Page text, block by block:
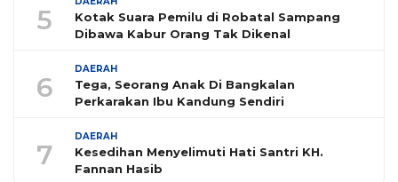
5
Kotak Suara Pemilu di Robatal Sampang
Dibawa Kabur Orang Tak Dikenal
6
DAERAH
Tega, Seorang Anak Di Bangkalan
Perkarakan Ibu Kandung Sendiri
7
DAERAH
Kesedihan Menyelimuti Hati Santri KH.
Fannan Hasib